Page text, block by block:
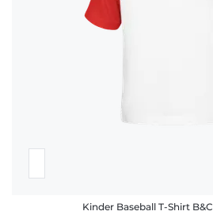
Kinder Baseball T-Shirt B&C